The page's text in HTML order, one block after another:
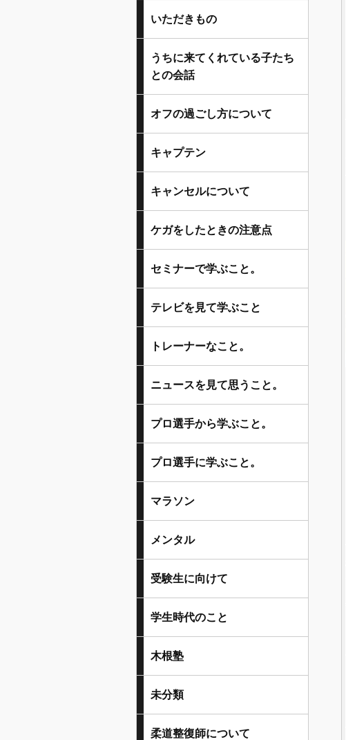
いただきもの
うちに来てくれている子たち
との会話
オフの過ごし方について
キャプテン
キャンセルについて
ケガをしたときの注意点
セミナーで学ぶこと。
テレビを見て学ぶこと
トレーナーなこと。
ニュースを見て思うこと。
プロ選手から学ぶこと。
プロ選手に学ぶこと。
マラソン
メンタル
受験生に向けて
学生時代のこと
木根塾
未分類
柔道整復師について